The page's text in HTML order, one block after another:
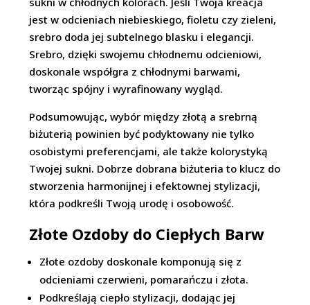
jest w odcieniach niebieskiego, fioletu czy zieleni,
srebro doda jej subtelnego blasku i elegancji.
Srebro, dzięki swojemu chłodnemu odcieniowi,
doskonale współgra z chłodnymi barwami,
tworząc spójny i wyrafinowany wygląd.
Podsumowując, wybór między złotą a srebrną
biżuterią powinien być podyktowany nie tylko
osobistymi preferencjami, ale także kolorystyką
Twojej sukni. Dobrze dobrana biżuteria to klucz do
stworzenia harmonijnej i efektownej stylizacji,
która podkreśli Twoją urodę i osobowość.
Złote Ozdoby do Ciepłych Barw
Złote ozdoby doskonale komponują się z
odcieniami czerwieni, pomarańczu i złota.
Podkreślają ciepło stylizacji, dodając jej